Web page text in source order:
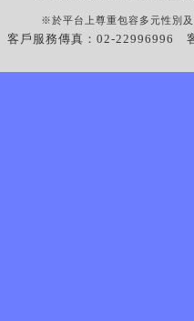
※於平台上尊重包容多元性別
客戶服務傳真：02-22996996